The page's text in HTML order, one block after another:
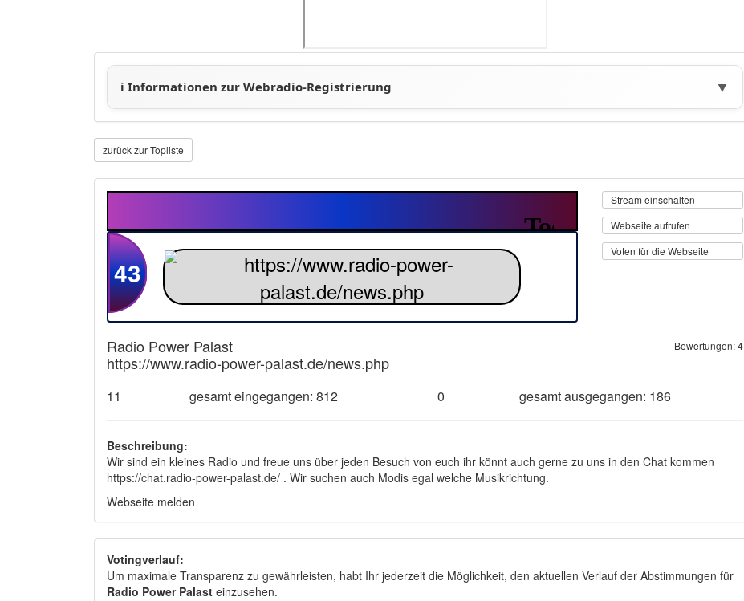
zurück zur Topliste
43
Stream einschalten
Webseite aufrufen
Voten für die Webseite
Radio Power Palast
https://www.radio-power-palast.de/news.php
Bewertungen: 4
11 gesamt eingegangen: 812 0 gesamt ausgegangen: 186
Beschreibung:
Wir sind ein kleines Radio und freue uns über jeden Besuch von euch ihr könnt auch gerne zu uns in den Chat kommen
https://chat.radio-power-palast.de/ . Wir suchen auch Modis egal welche Musikrichtung.
Webseite melden
Votingverlauf:
Um maximale Transparenz zu gewährleisten, habt Ihr jederzeit die Möglichkeit, den aktuellen Verlauf der Abstimmungen für
Radio Power Palast einzusehen.